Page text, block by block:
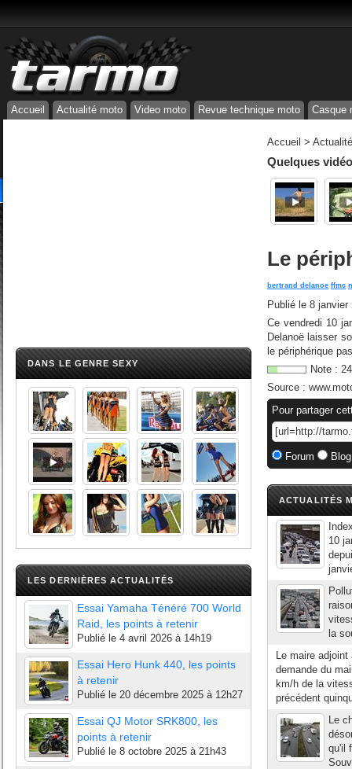
Accueil Actualité moto Video moto Revue technique moto Casque
DANS LE GENRE SEXY
LES DERNIÈRES ACTUALITÉS
Essai Yamaha Ténéré 700 World
Raid, les points à retenir
Publié le 4 avril 2026 à 14h19
Essai Hero Hunk 440, les points
à retenir
Publié le 20 décembre 2025 à 12h27
Essai QJ Motor SRK800, les
points à retenir
Publié le 8 octobre 2025 à 21h43
Accueil >
Quelques
Le
bertrand delanoe ffmc
Publié le 8 janvier
Ce vendredi 10
Delanoë laisser
le périphérique
Note : 24
Source :
Pour partager
Forum
ACTUALITÉS
10
la
Le maire
demande du
km/h de la
précédent
Le
qu'il